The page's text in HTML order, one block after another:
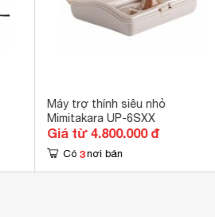
Máy trợ thính siêu nhỏ
Mimitakara UP-6SXX
Giá từ 4.800.000 đ
Có 3 nơi bán